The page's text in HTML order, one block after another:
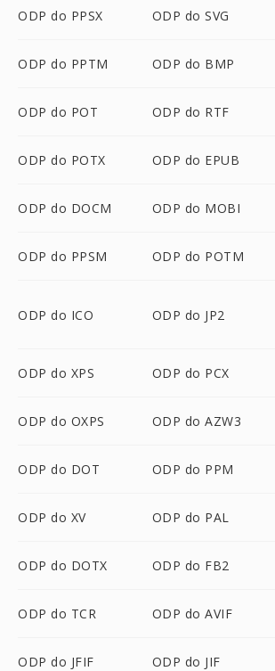
ODP do PPSX ODP do SVG
ODP do PPTM ODP do BMP
ODP do POT ODP do RTF
ODP do POTX ODP do EPUB
ODP do DOCM ODP do MOBI
ODP do PPSM ODP do POTM
ODP do ICO ODP do JP2
ODP do XPS ODP do PCX
ODP do OXPS ODP do AZW3
ODP do DOT ODP do PPM
ODP do XV ODP do PAL
ODP do DOTX ODP do FB2
ODP do TCR ODP do AVIF
ODP do JFIF ODP do JIF